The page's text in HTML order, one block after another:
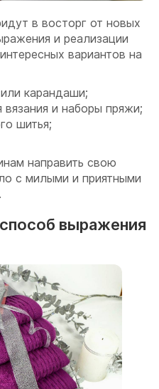
в восторг от новых
и реализации
вариантов на
карандаши;
и наборы пряжи;
шитья;
направить свою
с милыми и приятными
выражения